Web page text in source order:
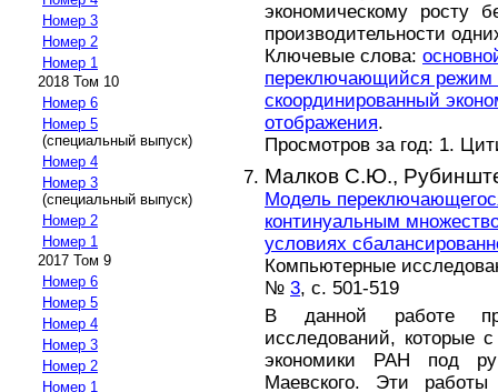
Номер 3
Номер 2
Номер 1
2018 Том 10
Номер 6
Номер 5
(специальный выпуск)
Номер 4
Номер 3
(специальный выпуск)
Номер 2
Номер 1
2017 Том 9
Номер 6
Номер 5
Номер 4
Номер 3
Номер 2
Номер 1
экономическому росту
производительности
Ключевые слова:
переключающийся режим
скоординированный
отображения.
Просмотров за год: 1.
Малков С.Ю.,
Модель
континуальным
условиях
Компьютерные
№ 3, с. 501-519
В данной работе
исследований, которые
экономики РАН под
Маевского. Эти